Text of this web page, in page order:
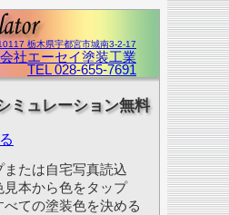
栃木県宇都宮市城南3-2-17
社エーセイ塗装工業
TEL 028-655-7691
ミュレーション無料
たは自宅写真読込
本から色をタップ
ての塗装色を決める